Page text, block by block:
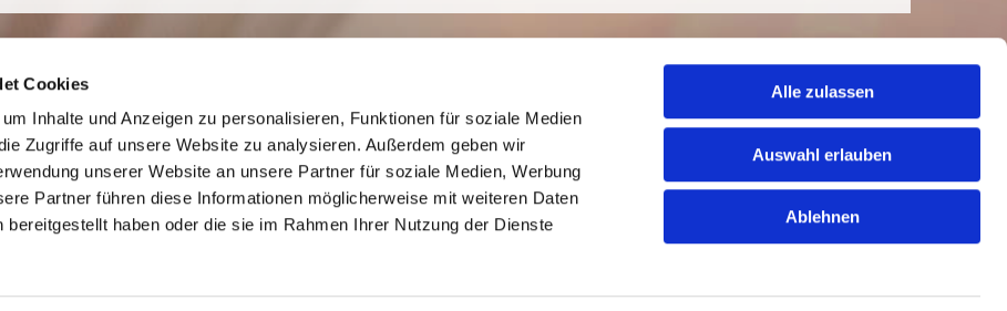
Cookies
Inhalte und Anzeigen zu personalisieren, Funktionen für soziale Medien
Zugriffe auf unsere Website zu analysieren. Außerdem geben wir
unserer Website an unsere Partner für soziale Medien, Werbung
Partner führen diese Informationen möglicherweise mit weiteren Daten
bereitgestellt haben oder die sie im Rahmen Ihrer Nutzung der Dienste
Alle zulassen
Auswahl erlauben
Ablehnen
Kontakt aufnehmen